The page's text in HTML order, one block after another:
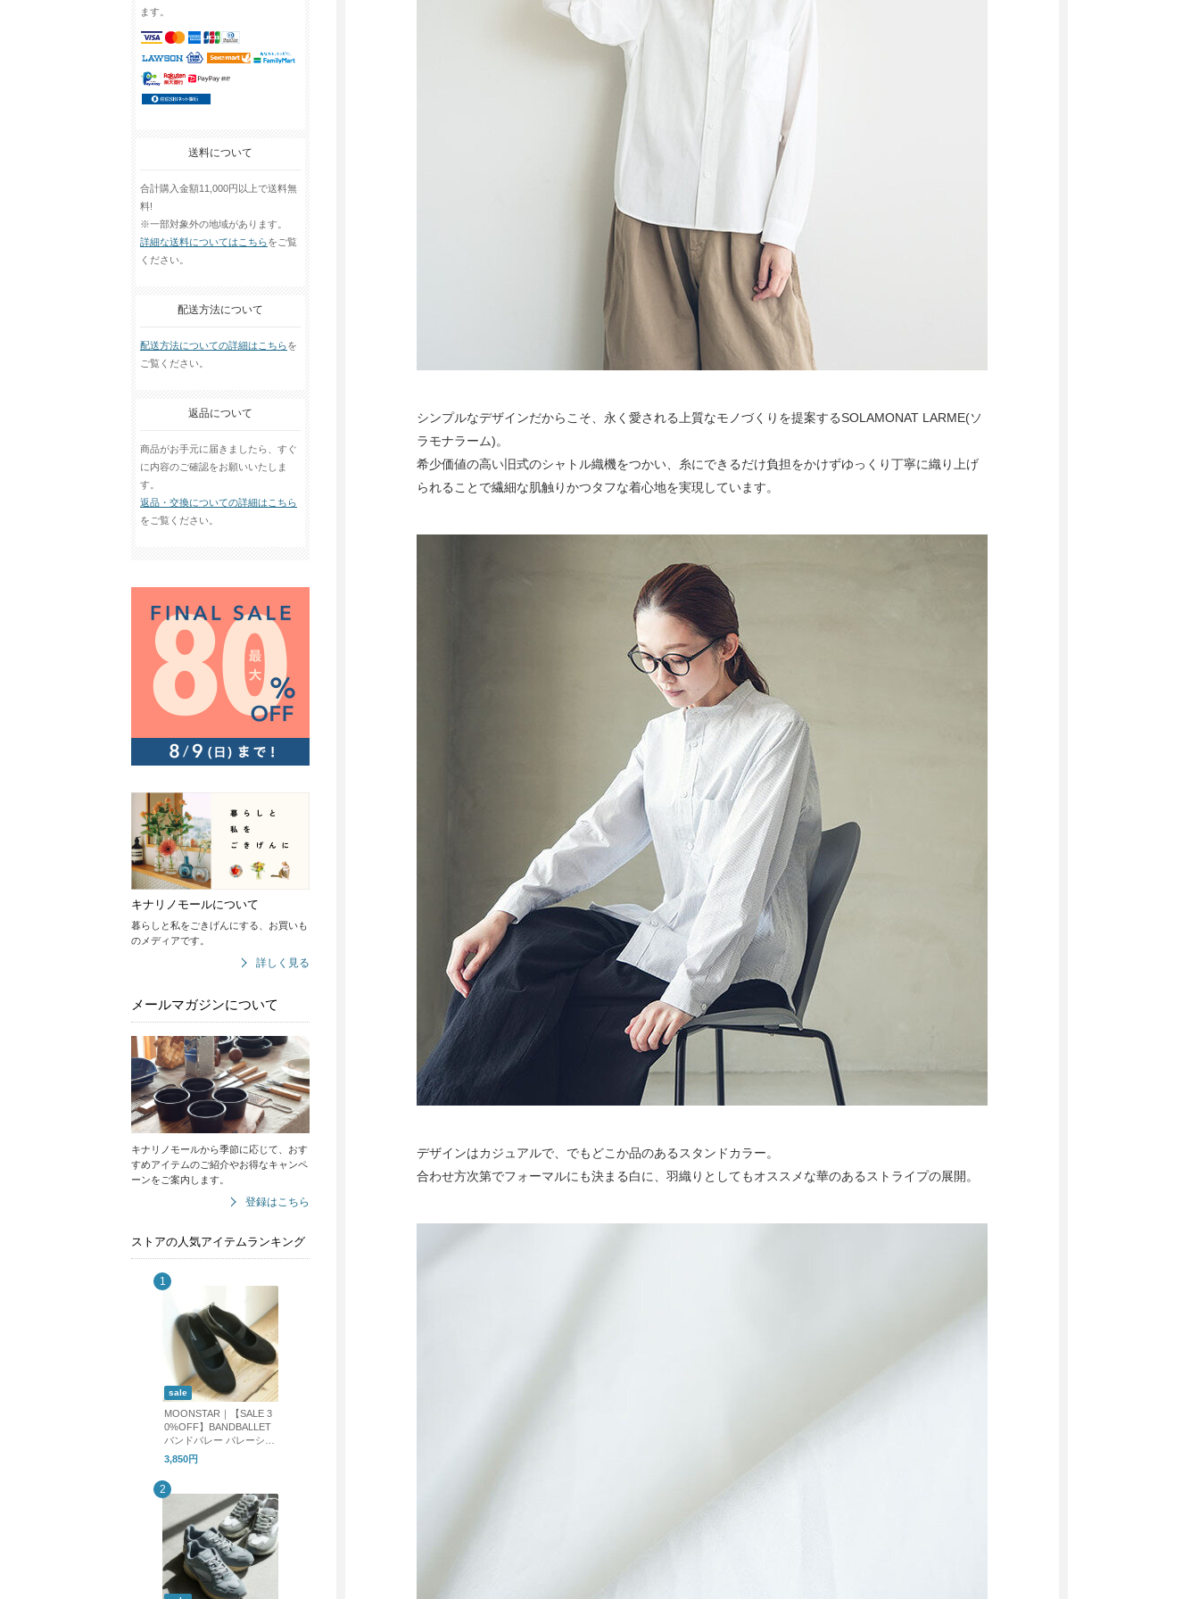
ます。
送料について
合計購入金額11,000円以上で送料無
料!
※一部対象外の地域があります。
詳細な送料についてはこちらをご覧
ください。
配送方法について
配送方法についての詳細はこちらを
ご覧ください。
返品について
商品がお手元に届きましたら、すぐ
に内容のご確認をお願いいたしま
す。
返品・交換についての詳細はこちら
をご覧ください。
キナリノモールについて
暮らしと私をごきげんにする、お買いも
のメディアです。
詳しく見る
メールマガジンについて
キナリノモールから季節に応じて、おす
すめアイテムのご紹介やお得なキャンペ
ーンをご案内します。
登録はこちら
ストアの人気アイテムランキング
sale
MOONSTAR｜【SALE 3
0%OFF】BANDBALLET
バンドバレー バレーシュ
ーズ フラットシューズ b
andballet
3,850円
シンプルなデザインだからこそ、永く愛される上質なモノづくりを提案するSOLAMONAT LARME(ソ
ラモナラーム)。
希少価値の高い旧式のシャトル織機をつかい、糸にできるだけ負担をかけずゆっくり丁寧に織り上げ
られることで繊細な肌触りかつタフな着心地を実現しています。
デザインはカジュアルで、でもどこか品のあるスタンドカラー。
合わせ方次第でフォーマルにも決まる白に、羽織りとしてもオススメな華のあるストライプの展開。